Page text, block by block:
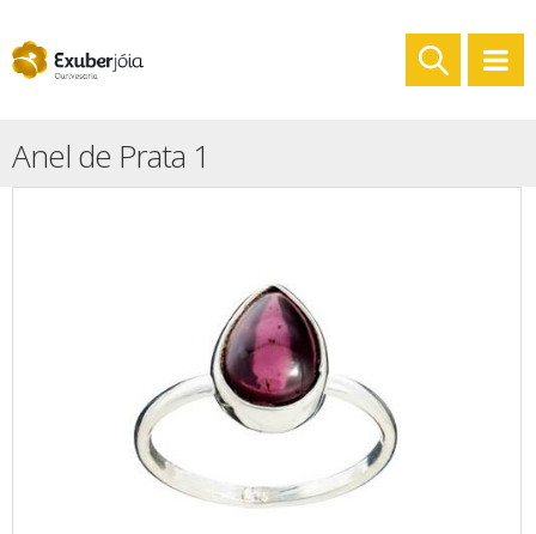
Anel de Prata 1